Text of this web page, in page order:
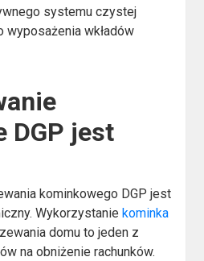
systemu czystej
wkładów
DGP jest
kominkowego DGP jest
Wykorzystaniekominka
domu to jeden z
na obniżenie rachunków.